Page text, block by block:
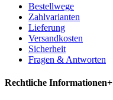
Bestellwege
Zahlvarianten
Lieferung
Versandkosten
Sicherheit
Fragen & Antworten
Rechtliche Informationen+